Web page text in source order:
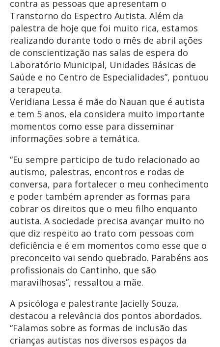
contra as pessoas que apresentam o
Transtorno do Espectro Autista. Além da
palestra de hoje que foi muito rica, estamos
realizando durante todo o mês de abril ações
de conscientização nas salas de espera do
Laboratório Municipal, Unidades Básicas de
Saúde e no Centro de Especialidades”, pontuou
a terapeuta.
Veridiana Lessa é mãe do Nauan que é autista
e tem 5 anos, ela considera muito importante
momentos como esse para disseminar
informações sobre a temática.
“Eu sempre participo de tudo relacionado ao
autismo, palestras, encontros e rodas de
conversa, para fortalecer o meu conhecimento
e poder também aprender as formas para
cobrar os direitos que o meu filho enquanto
autista. A sociedade precisa avançar muito no
que diz respeito ao trato com pessoas com
deficiência e é em momentos como esse que o
preconceito vai sendo quebrado. Parabéns aos
profissionais do Cantinho, que são
maravilhosas”, ressaltou a mãe.
A psicóloga e palestrante Jacielly Souza,
destacou a relevância dos pontos abordados.
“Falamos sobre as formas de inclusão das
crianças autistas nos diversos espaços da